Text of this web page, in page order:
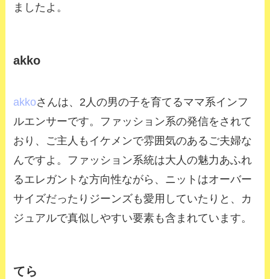
ましたよ。
akko
akkoさんは、2人の男の子を育てるママ系インフ
ルエンサーです。ファッション系の発信をされて
おり、ご主人もイケメンで雰囲気のあるご夫婦な
んですよ。ファッション系統は大人の魅力あふれ
るエレガントな方向性ながら、ニットはオーバー
サイズだったりジーンズも愛用していたりと、カ
ジュアルで真似しやすい要素も含まれています。
てら